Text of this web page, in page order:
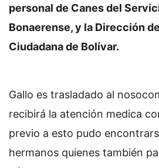
personal de Canes del
Bonaerense, y la Dirección
Ciudadana de Bolívar.
Gallo es trasladado al
recibirá la atención medica
previo a esto pudo
hermanos quienes también